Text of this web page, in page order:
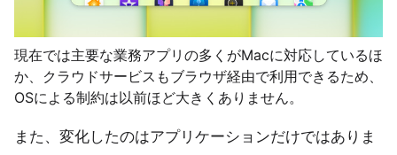
現在では主要な業務アプリの多くがMacに対応しているほ
か、クラウドサービスもブラウザ経由で利用できるため、
OSによる制約は以前ほど大きくありません。
また、変化したのはアプリケーションだけではありま